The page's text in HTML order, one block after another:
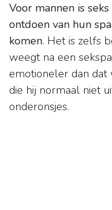
Voor mannen is
ontdoen van hun
komen. Het is zelfs
weegt na een
emotioneler dan dat
die hij normaal niet
onderonsjes.